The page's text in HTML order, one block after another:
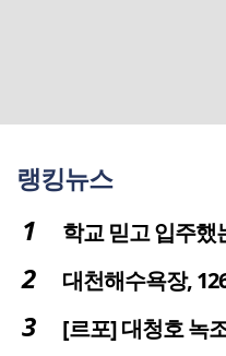
랭킹뉴스
학교 믿고 입주했는
대천해수욕장,
[르포] 대청호 녹조 시작